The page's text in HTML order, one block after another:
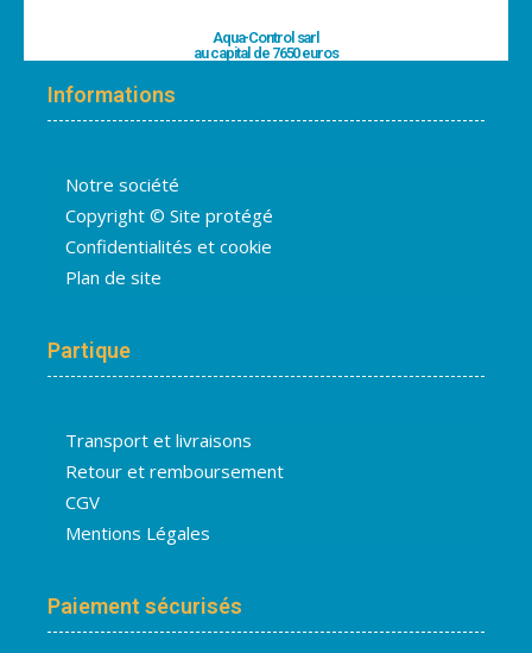
Aqua-Control sarl
au capital de 7650 euros
Informations
Notre société
Copyright © Site protégé
Confidentialités et cookie
Plan de site
Partique
Transport et livraisons
Retour et remboursement
CGV
Mentions Légales
Paiement sécurisés